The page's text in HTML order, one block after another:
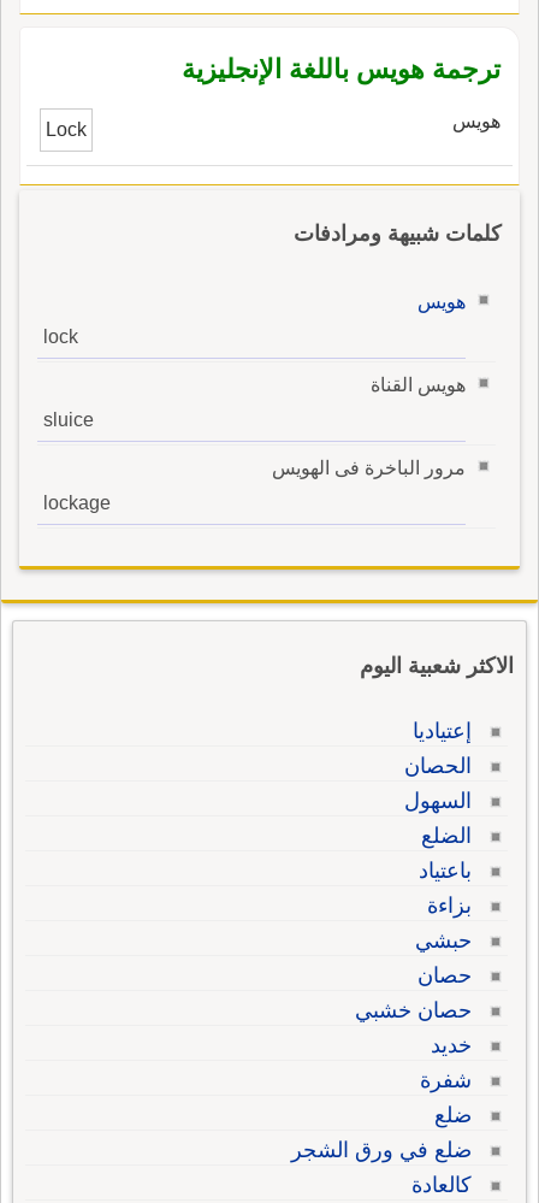
ترجمة هويس باللغة الإنجليزية
هويس Lock
كلمات شبيهة ومرادفات
هويس
lock
هويس القناة
sluice
مرور الباخرة فى الهويس
lockage
الاكثر شعبية اليوم
إعتياديا
الحصان
السهول
الضلع
باعتياد
بزاءة
حبشي
حصان
حصان خشبي
خديد
شفرة
ضلع
ضلع في ورق الشجر
كالعادة